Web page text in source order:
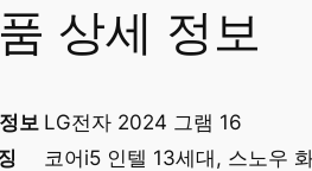
상세 정보
보 LG전자 2024 그램 16
코어i5 인텔 13세대, 스노우